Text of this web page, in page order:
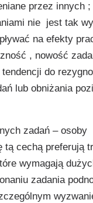
przez innych
nie jest tak
na efekty
, nowość
do
lub obniżania
zadań – osoby
cechą preferują
wymagają
zadania